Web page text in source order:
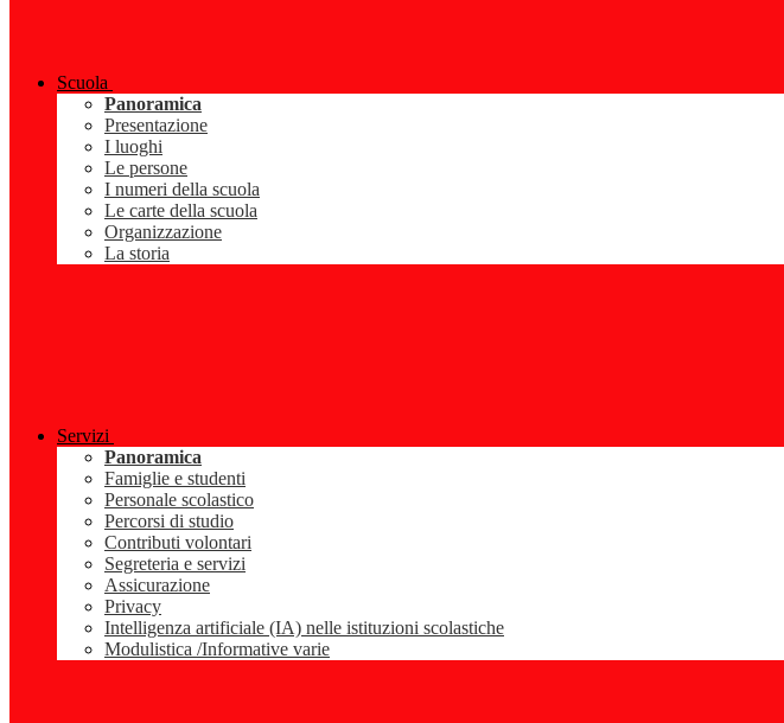
Scuola
Panoramica
Presentazione
I luoghi
Le persone
I numeri della scuola
Le carte della scuola
Organizzazione
La storia
Servizi
Panoramica
Famiglie e studenti
Personale scolastico
Percorsi di studio
Contributi volontari
Segreteria e servizi
Assicurazione
Privacy
Intelligenza artificiale (IA) nelle istituzioni scolastiche
Modulistica /Informative varie